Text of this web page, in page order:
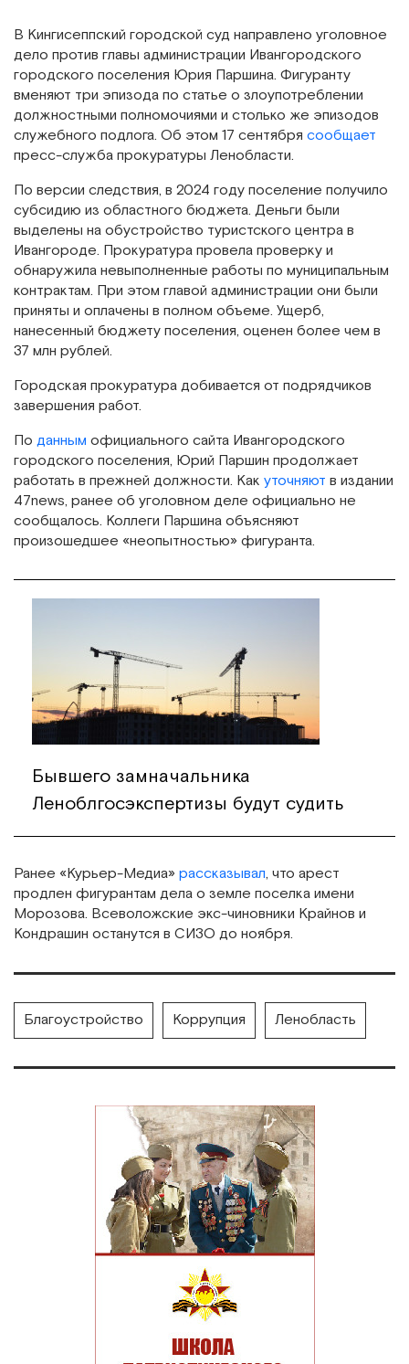
В Кингисеппский городской суд направлено уголовное
дело против главы администрации Ивангородского
городского поселения Юрия Паршина. Фигуранту
вменяют три эпизода по статье о злоупотреблении
должностными полномочиями и столько же эпизодов
служебного подлога. Об этом 17 сентября сообщает
пресс-служба прокуратуры Ленобласти.
По версии следствия, в 2024 году поселение получило
субсидию из областного бюджета. Деньги были
выделены на обустройство туристского центра в
Ивангороде. Прокуратура провела проверку и
обнаружила невыполненные работы по муниципальным
контрактам. При этом главой администрации они были
приняты и оплачены в полном объеме. Ущерб,
нанесенный бюджету поселения, оценен более чем в
37 млн рублей.
Городская прокуратура добивается от подрядчиков
завершения работ.
По данным официального сайта Ивангородского
городского поселения, Юрий Паршин продолжает
работать в прежней должности. Как уточняют в издании
47news, ранее об уголовном деле официально не
сообщалось. Коллеги Паршина объясняют
произошедшее «неопытностью» фигуранта.
Бывшего замначальника
Леноблгосэкспертизы будут судить
Ранее «Курьер-Медиа» рассказывал, что арест
продлен фигурантам дела о земле поселка имени
Морозова. Всеволожские экс-чиновники Крайнов и
Кондрашин останутся в СИЗО до ноября.
Благоустройство Коррупция Ленобласть